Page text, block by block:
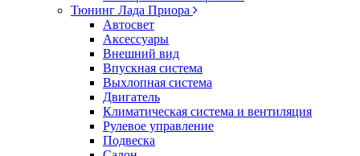
Тюнинг Лада Приора
Автосвет
Аксессуары
Внешний вид
Впускная система
Выхлопная система
Двигатель
Климатическая система и вентиляция
Рулевое управление
Подвеска